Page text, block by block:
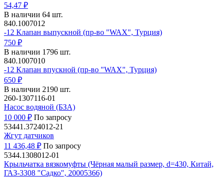
54,47 ₽
В наличии 64 шт.
840.1007012
-12 Клапан выпускной (пр-во "WAX", Турция)
750 ₽
В наличии 1796 шт.
840.1007010
-12 Клапан впускной (пр-во "WAX", Турция)
650 ₽
В наличии 2190 шт.
260-1307116-01
Насос водяной (БЗА)
10 000 ₽ По запросу
53441.3724012-21
Жгут датчиков
11 436,48 ₽ По запросу
5344.1308012-01
Крыльчатка вязкомуфты (Чёрная малый размер, d=430, Китай,
ГАЗ-3308 "Садко", 20005366)